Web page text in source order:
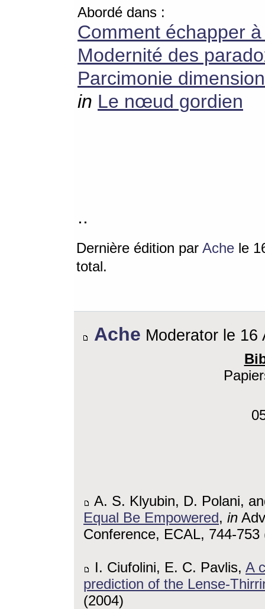
Abordé dans :
Comment échapper
Modernité des
Parcimonie
in Le nœud gordien
..
Dernière édition par Ache le
total.
Ache Moderator le 16
A. S. Klyubin, D. Polani,
Equal Be Empowered, in
Conference, ECAL, 744-753
I. Ciufolini, E. C. Pavlis, A
prediction of the Lense-
(2004)